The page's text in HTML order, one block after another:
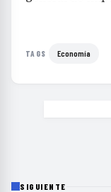
TAGS Economía
SIGUIENTE